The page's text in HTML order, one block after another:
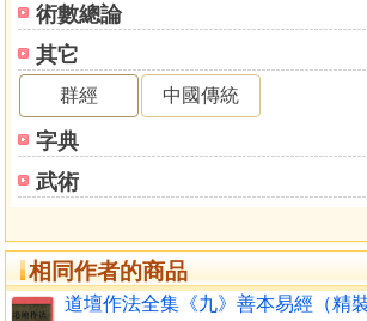
術數總論
其它
群經 中國傳統
字典
武術
相同作者的商品
道壇作法全集《九》善本易經（精裝